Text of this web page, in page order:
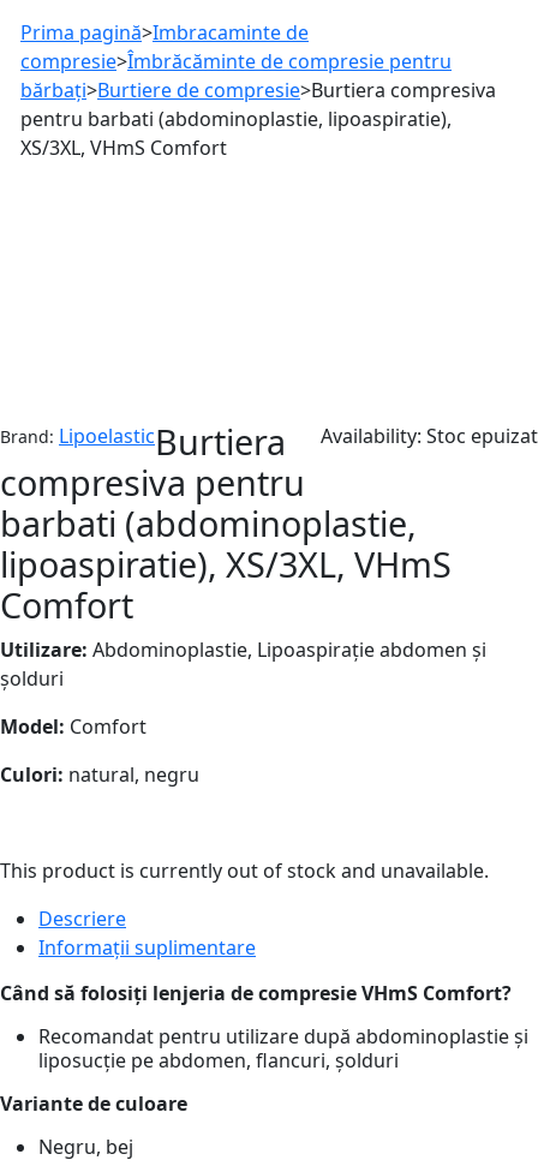
Prima pagină>Imbracaminte de
compresie>Îmbrăcăminte de compresie pentru
bărbați>Burtiere de compresie>Burtiera compresiva
pentru barbati (abdominoplastie, lipoaspiratie),
XS/3XL, VHmS Comfort
Availability: Stoc epuizat
Brand: LipoelasticBurtiera
compresiva pentru
barbati (abdominoplastie,
lipoaspiratie), XS/3XL, VHmS
Comfort
Utilizare: Abdominoplastie, Lipoaspirație abdomen și
șolduri
Model: Comfort
Culori: natural, negru
This product is currently out of stock and unavailable.
Descriere
Informații suplimentare
Când să folosiți lenjeria de compresie VHmS Comfort?
Recomandat pentru utilizare după abdominoplastie și
liposucție pe abdomen, flancuri, șolduri
Variante de culoare
Negru, bej